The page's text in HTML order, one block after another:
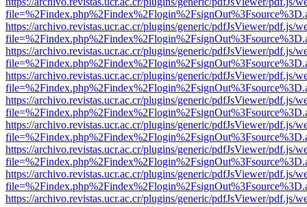
https://archivo.revistas.ucr.ac.cr/plugins/generic/pdfJsViewer/pdf.js/
https://archivo.revistas.ucr.ac.cr/plugins/generic/pdfJsViewer/pdf.js/
https://archivo.revistas.ucr.ac.cr/plugins/generic/pdfJsViewer/pdf.js/
https://archivo.revistas.ucr.ac.cr/plugins/generic/pdfJsViewer/pdf.js/
https://archivo.revistas.ucr.ac.cr/plugins/generic/pdfJsViewer/pdf.js/
https://archivo.revistas.ucr.ac.cr/plugins/generic/pdfJsViewer/pdf.js/
https://archivo.revistas.ucr.ac.cr/plugins/generic/pdfJsViewer/pdf.js/
https://archivo.revistas.ucr.ac.cr/plugins/generic/pdfJsViewer/pdf.js/